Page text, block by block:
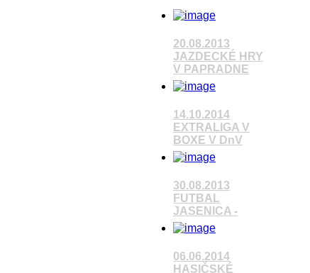
20.08.2013
JAZDECKÉ HRY
V PAPRADNE
Pozrieť video
14.10.2014
EXTRALIGA V
BOXE V DnV
30.08.2013
FUTBAL
JASENICA -
06.06.2014
HASIČSKÉ